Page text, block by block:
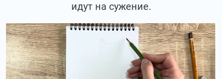
идут на сужение.